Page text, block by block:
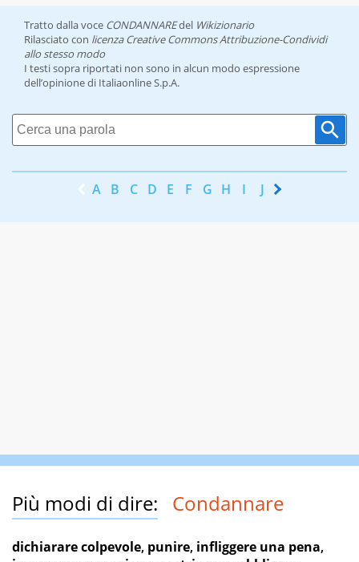
Tratto dalla voce CONDANNAREdel Wikizionario
Rilasciato con licenza Creative Commons Attribuzione-Condividi
allo stesso modo
I testi sopra riportati non sono in alcun modo espressione
dell’opinione di Italiaonline S.p.A.
A B C D E F G H I J K
Più modi di dire: Condannare
dichiarare colpevole, punire, infliggere una pena,